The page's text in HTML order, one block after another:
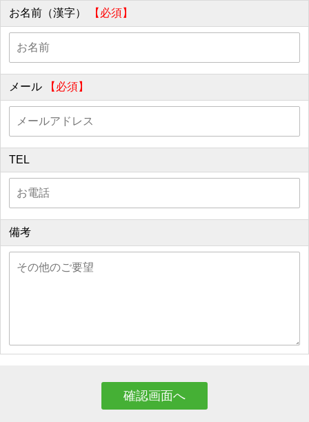
お名前（漢字） 【必須】
メール 【必須】
TEL
備考